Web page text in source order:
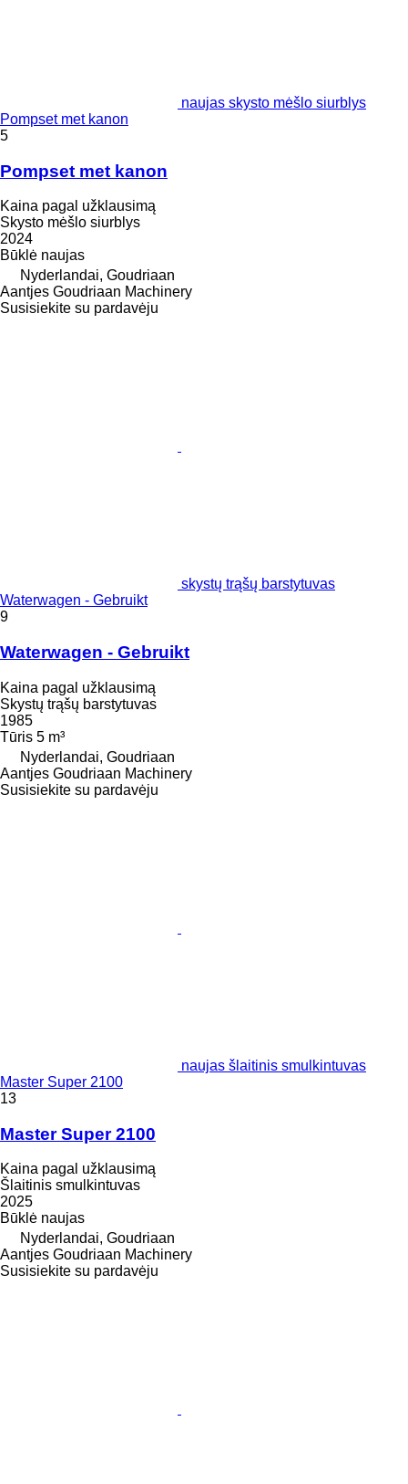
naujas skysto mėšlo siurblys
Pompset met kanon
5
Pompset met kanon
Kaina pagal užklausimą
Skysto mėšlo siurblys
2024
Būklė naujas
Nyderlandai, Goudriaan
Aantjes Goudriaan Machinery
Susisiekite su pardavėju
skystų trąšų barstytuvas
Waterwagen - Gebruikt
9
Waterwagen - Gebruikt
Kaina pagal užklausimą
Skystų trąšų barstytuvas
1985
Tūris 5 m³
Nyderlandai, Goudriaan
Aantjes Goudriaan Machinery
Susisiekite su pardavėju
naujas šlaitinis smulkintuvas
Master Super 2100
13
Master Super 2100
Kaina pagal užklausimą
Šlaitinis smulkintuvas
2025
Būklė naujas
Nyderlandai, Goudriaan
Aantjes Goudriaan Machinery
Susisiekite su pardavėju